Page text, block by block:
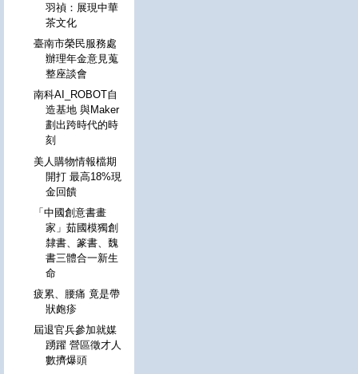
羽禎：展現中華
茶文化
臺南市榮民服務處
辦理年金意見蒐
整座談會
南科AI_ROBOT自
造基地 與Maker
劃出跨時代的時
刻
美人購物情報檔期
開打 最高18%現
金回饋
「中國創意書畫
家」茹國模獨創
隸書、篆書、魏
書三體合一新生
命
疲累、腰痛 竟是帶
狀皰疹
屆退官兵參加就媒
踴躍 營區徵才人
數擠爆頭